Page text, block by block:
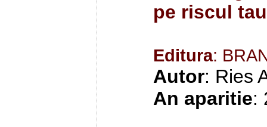
pe riscul
Editura:
Autor: Ries
An aparitie: